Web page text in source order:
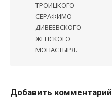
ТРОИЦКОГО
СЕРАФИМО-
ДИВЕЕВСКОГО
ЖЕНСКОГО
МОНАСТЫРЯ.
Добавить комментарий